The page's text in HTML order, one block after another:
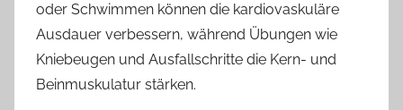
oder Schwimmen können die kardiovaskuläre
Ausdauer verbessern, während Übungen wie
Kniebeugen und Ausfallschritte die Kern- und
Beinmuskulatur stärken.